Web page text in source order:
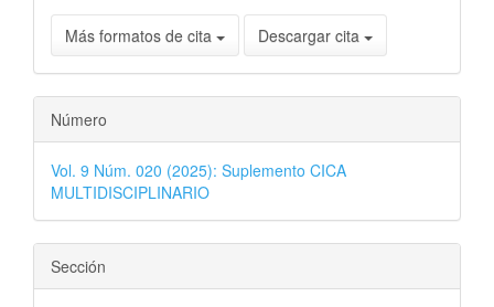
Más formatos de cita Descargar cita
Número
Vol. 9 Núm. 020 (2025): Suplemento CICA
MULTIDISCIPLINARIO
Sección